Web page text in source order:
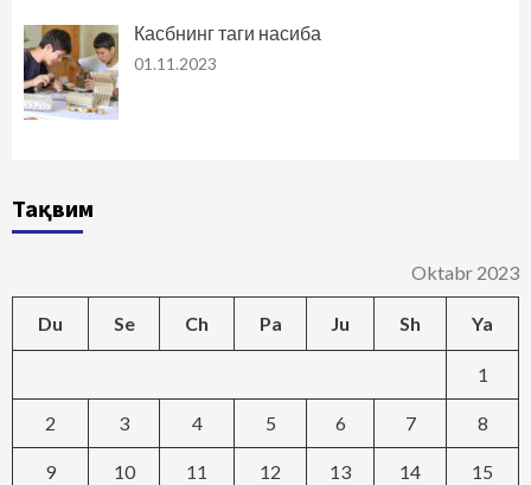
Касбнинг таги насиба
01.11.2023
Тақвим
Oktabr 2023
Du Se Ch Pa Ju Sh Ya
1
2 3 4 5 6 7 8
9 10 11 12 13 14 15